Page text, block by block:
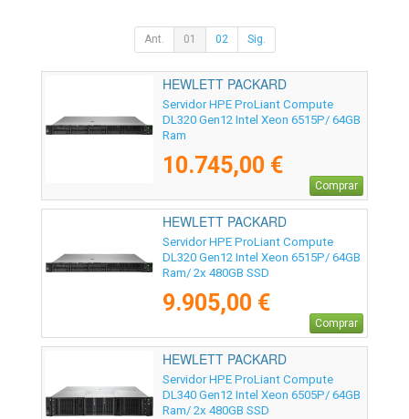
Ant. 01 02 Sig.
HEWLETT PACKARD
ENTERPRISE - P87775-425
Servidor HPE ProLiant Compute
DL320 Gen12 Intel Xeon 6515P/ 64GB
Ram
10.745,00 €
Comprar
HEWLETT PACKARD
ENTERPRISE - P87783-425
Servidor HPE ProLiant Compute
DL320 Gen12 Intel Xeon 6515P/ 64GB
Ram/ 2x 480GB SSD
9.905,00 €
Comprar
HEWLETT PACKARD
ENTERPRISE - P87782-425
Servidor HPE ProLiant Compute
DL340 Gen12 Intel Xeon 6505P/ 64GB
Ram/ 2x 480GB SSD